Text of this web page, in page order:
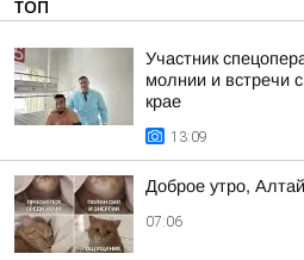
ТОП
Участник
молнии и встречи
крае
13:09
Доброе утро,
07:06